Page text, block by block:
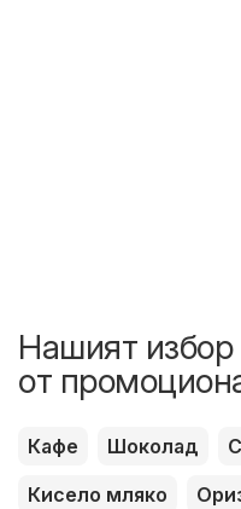
Нашият избор
от
Кафе Шоколад
Кисело мляко